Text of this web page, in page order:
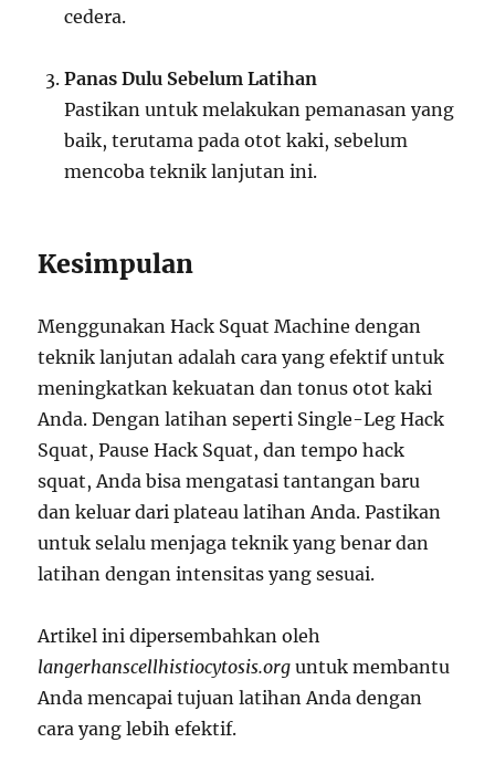
cedera.
Panas Dulu Sebelum Latihan
Pastikan untuk melakukan pemanasan yang
baik, terutama pada otot kaki, sebelum
mencoba teknik lanjutan ini.
Kesimpulan
Menggunakan Hack Squat Machine dengan
teknik lanjutan adalah cara yang efektif untuk
meningkatkan kekuatan dan tonus otot kaki
Anda. Dengan latihan seperti Single-Leg Hack
Squat, Pause Hack Squat, dan tempo hack
squat, Anda bisa mengatasi tantangan baru
dan keluar dari plateau latihan Anda. Pastikan
untuk selalu menjaga teknik yang benar dan
latihan dengan intensitas yang sesuai.
Artikel ini dipersembahkan oleh
langerhanscellhistiocytosis.org untuk membantu
Anda mencapai tujuan latihan Anda dengan
cara yang lebih efektif.